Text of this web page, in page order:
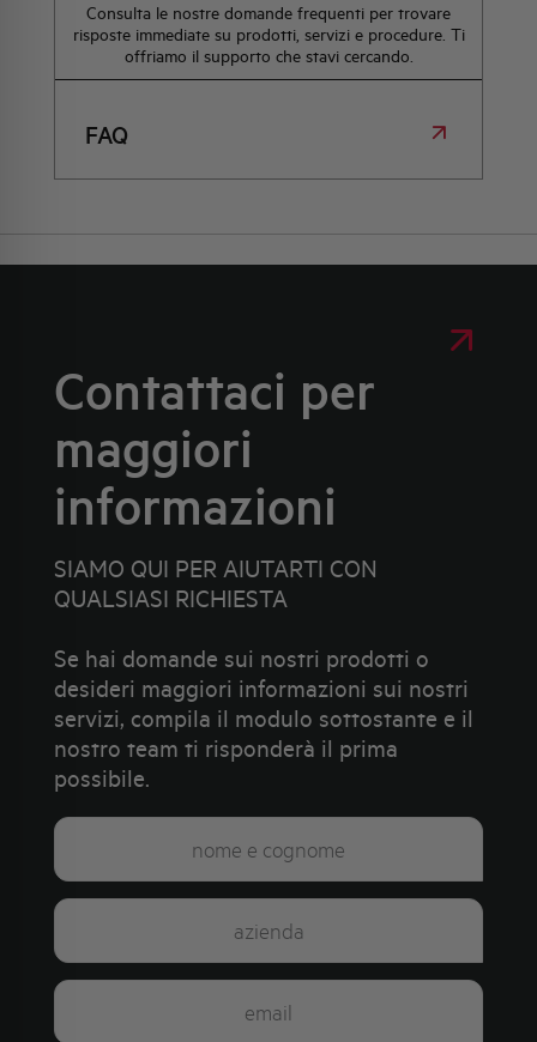
Consulta le nostre domande frequenti per trovare
risposte immediate su prodotti, servizi e procedure. Ti
offriamo il supporto che stavi cercando.
FAQ
Contattaci per
maggiori
informazioni
SIAMO QUI PER AIUTARTI CON
QUALSIASI RICHIESTA
Se hai domande sui nostri prodotti o
desideri maggiori informazioni sui nostri
servizi, compila il modulo sottostante e il
nostro team ti risponderà il prima
possibile.